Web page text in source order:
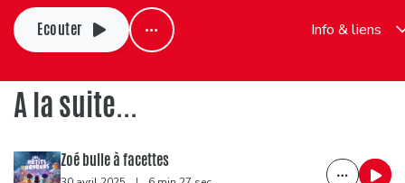
Ecouter Info & liens
A la suite...
Zoé bulle à facettes